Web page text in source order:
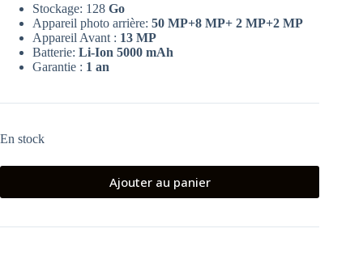
Stockage: 128 Go
Appareil photo arrière: 50 MP+8 MP+ 2 MP+2 MP
Appareil Avant : 13 MP
Batterie: Li-Ion 5000 mAh
Garantie : 1 an
En stock
Ajouter au panier